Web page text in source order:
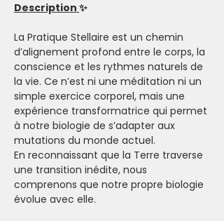
Description ✨
La Pratique Stellaire est un chemin
d’alignement profond entre le corps, la
conscience et les rythmes naturels de
la vie. Ce n’est ni une méditation ni un
simple exercice corporel, mais une
expérience transformatrice qui permet
à notre biologie de s’adapter aux
mutations du monde actuel.
En reconnaissant que la Terre traverse
une transition inédite, nous
comprenons que notre propre biologie
évolue avec elle.